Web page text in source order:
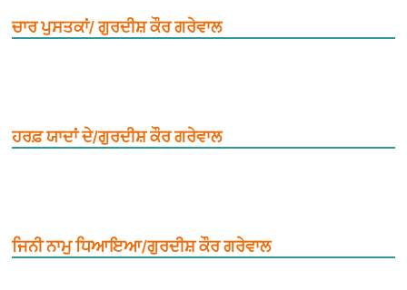
ਚਾਰ ਪੁਸਤਕਾਂ/ ਗੁਰਦੀਸ਼ ਕੌਰ ਗਰੇਵਾਲ
ਹਰਫ਼ ਯਾਦਾਂ ਦੇ/ਗੁਰਦੀਸ਼ ਕੌਰ ਗਰੇਵਾਲ
ਜਿਨੀ ਨਾਮੁ ਧਿਆਇਆ/ਗੁਰਦੀਸ਼ ਕੌਰ ਗਰੇਵਾਲ